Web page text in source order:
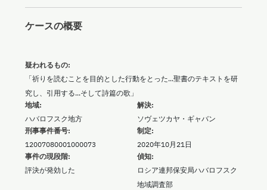
ケースの概要
地域:
ハバロフスク地方
解決:
ソヴェツカヤ・ギャバン
疑われるもの:
「祈りを読むことを目的とした行動をとった...聖書のテキストを研
究し、引用する...そして詩篇の歌」
刑事事件番号:
12007080001000073
制定:
2020年10月21日
事件の現段階:
評決が発効した
偵知:
ロシア連邦保安局ハバロフスク
地域調査部